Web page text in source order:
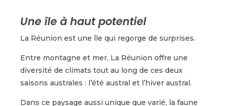
Une île à haut potentiel
La Réunion est une île qui regorge de surprises.
Entre montagne et mer, La Réunion offre une
diversité de climats tout au long de ces deux
saisons australes : l’été austral et l’hiver austral.
Dans ce paysage aussi unique que varié, la faune